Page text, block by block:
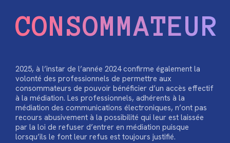
CONSOMMATEUR
2025, à l’instar de l’année 2024 confirme également la
volonté des professionnels de permettre aux
consommateurs de pouvoir bénéficier d’un accès effectif
à la médiation. Les professionnels, adhérents à la
médiation des communications électroniques, n’ont pas
recours abusivement à la possibilité qui leur est laissée
par la loi de refuser d’entrer en médiation puisque
lorsqu’ils le font leur refus est toujours justifié.